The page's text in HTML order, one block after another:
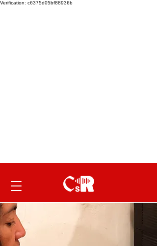
Verification: c6375d05bf88936b